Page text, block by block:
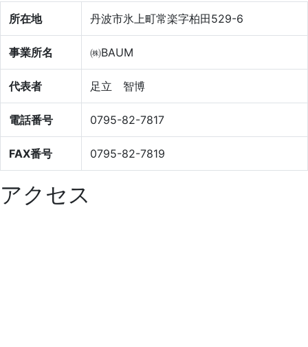
所在地 丹波市氷上町常楽字柏田529-6
事業所名 ㈱BAUM
代表者 足立 智博
電話番号 0795-82-7817
FAX番号 0795-82-7819
アクセス